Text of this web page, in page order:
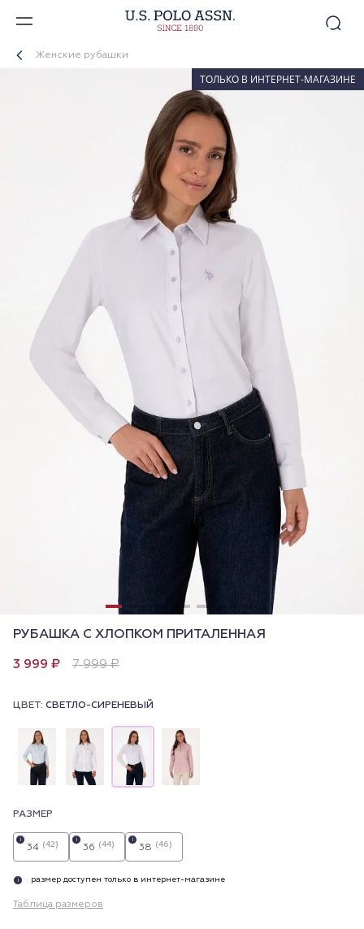
Женские рубашки
ТОЛЬКО В ИНТЕРНЕТ-МАГАЗИНЕ
РУБАШКА С ХЛОПКОМ ПРИТАЛЕННАЯ
3 999 ₽ 7 999 ₽
ЦВЕТ: СВЕТЛО-СИРЕНЕВЫЙ
РАЗМЕР
34 (42)
i
36 (44)
i
38 (46)
i
i размер доступен только в интернет-магазине
Таблица размеров